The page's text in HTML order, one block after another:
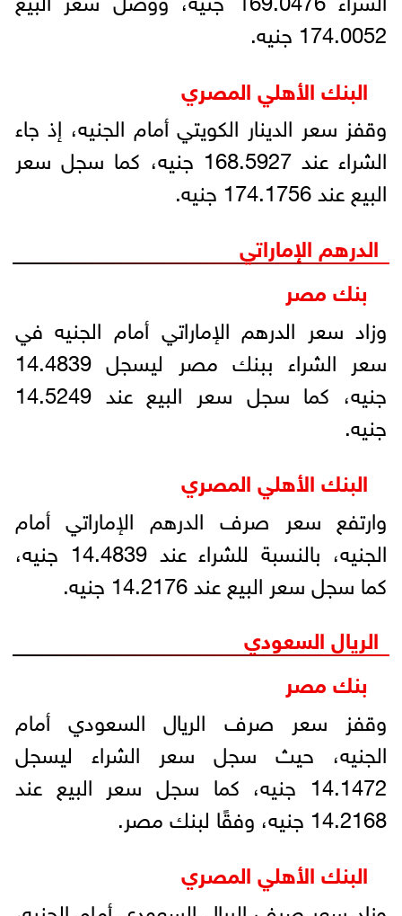
174.0052 جنيه.
البنك الأهلي المصري
وقفز سعر الدينار الكويتي أمام الجنيه، إذ جاء
الشراء عند 168.5927 جنيه، كما سجل سعر
البيع عند 174.1756 جنيه.
الدرهم الإماراتي
بنك مصر
وزاد سعر الدرهم الإماراتي أمام الجنيه في
سعر الشراء ببنك مصر ليسجل 14.4839
جنيه، كما سجل سعر البيع عند 14.5249
جنيه.
البنك الأهلي المصري
وارتفع سعر صرف الدرهم الإماراتي أمام
الجنيه، بالنسبة للشراء عند 14.4839 جنيه،
كما سجل سعر البيع عند 14.2176 جنيه.
الريال السعودي
بنك مصر
وقفز سعر صرف الريال السعودي أمام
الجنيه، حيث سجل سعر الشراء ليسجل
14.1472 جنيه، كما سجل سعر البيع عند
14.2168 جنيه، وفقًا لبنك مصر.
البنك الأهلي المصري